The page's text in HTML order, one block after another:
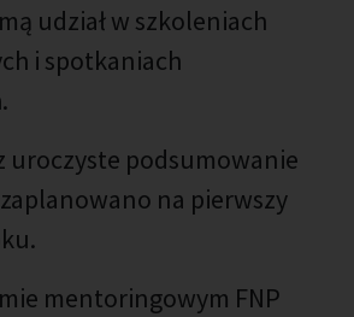
udział w szkoleniach
i spotkaniach
uroczyste podsumowanie
na pierwszy
mentoringowym FNP